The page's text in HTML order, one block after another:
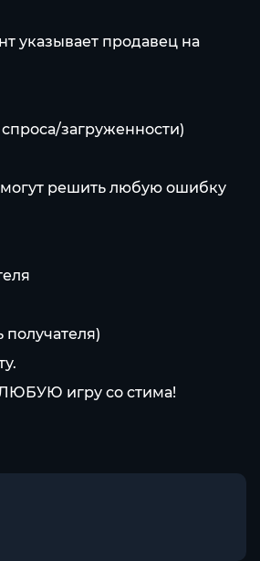
указывает продавец на
загруженности)
решить любую ошибку
игру со стима!